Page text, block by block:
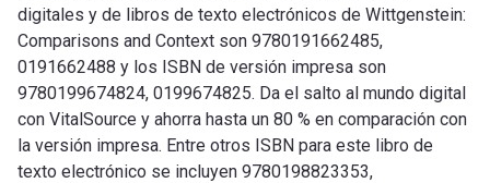
digitales y de libros de texto electrónicos de Wittgenstein:
Comparisons and Context son 9780191662485,
0191662488 y los ISBN de versión impresa son
9780199674824, 0199674825. Da el salto al mundo digital
con VitalSource y ahorra hasta un 80 % en comparación con
la versión impresa. Entre otros ISBN para este libro de
texto electrónico se incluyen 9780198823353,